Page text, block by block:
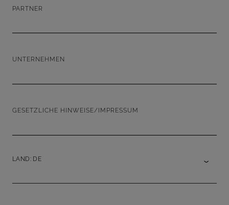
PARTNER
UNTERNEHMEN
GESETZLICHE HINWEISE/IMPRESSUM
LAND: DE